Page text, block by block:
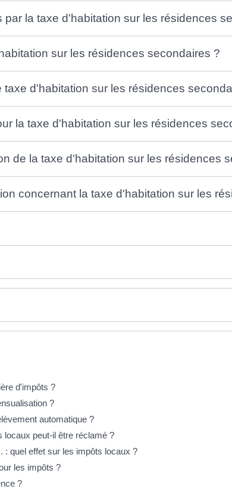
la taxe d'habitation sur les résidences
sur les résidences secondaires ?
d'habitation sur les résidences
la taxe d'habitation sur les résidences
de la taxe d'habitation sur les résidences
concernant la taxe d'habitation sur les
d'impôts ?
?
automatique ?
locaux peut-il être réclamé ?
: quel effet sur les impôts locaux ?
les impôts ?
?